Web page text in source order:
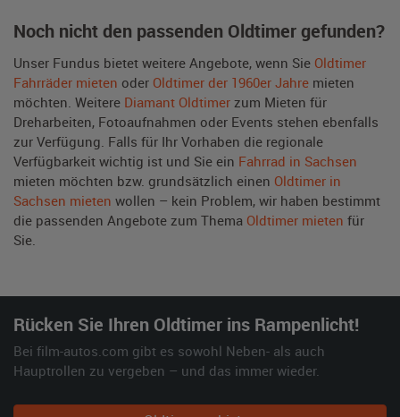
Noch nicht den passenden Oldtimer gefunden?
Unser Fundus bietet weitere Angebote, wenn Sie Oldtimer
Fahrräder mieten oder Oldtimer der 1960er Jahre mieten
möchten. Weitere Diamant Oldtimer zum Mieten für
Dreharbeiten, Fotoaufnahmen oder Events stehen ebenfalls
zur Verfügung. Falls für Ihr Vorhaben die regionale
Verfügbarkeit wichtig ist und Sie ein Fahrrad in Sachsen
mieten möchten bzw. grundsätzlich einen Oldtimer in
Sachsen mieten wollen – kein Problem, wir haben bestimmt
die passenden Angebote zum Thema Oldtimer mieten für
Sie.
Rücken Sie Ihren Oldtimer ins Rampenlicht!
Bei film-autos.com gibt es sowohl Neben- als auch
Hauptrollen zu vergeben – und das immer wieder.